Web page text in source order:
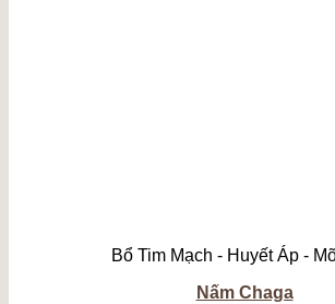
Bổ Tim Mạch - Huyết Áp -
Nấm Chaga